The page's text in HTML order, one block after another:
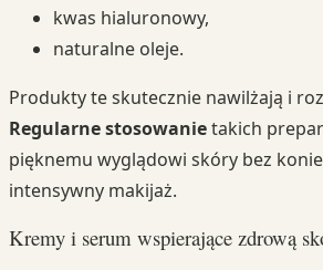
kwas hialuronowy,
naturalne oleje.
Produkty te skutecznie nawilżają i
Regularne stosowanietakich
pięknemu wyglądowi skóry bez
intensywny makijaż.
Kremy i serum wspierające zdrową